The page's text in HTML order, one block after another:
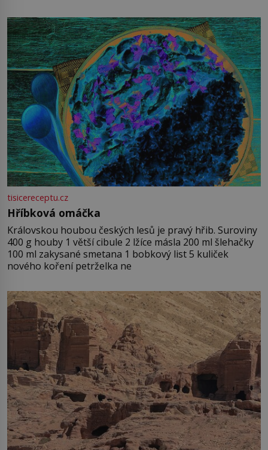
tisicereceptu.cz
Hříbková omáčka
Královskou houbou českých lesů je pravý hřib. Suroviny
400 g houby 1 větší cibule 2 lžíce másla 200 ml šlehačky
100 ml zakysané smetana 1 bobkový list 5 kuliček
nového koření petrželka ne